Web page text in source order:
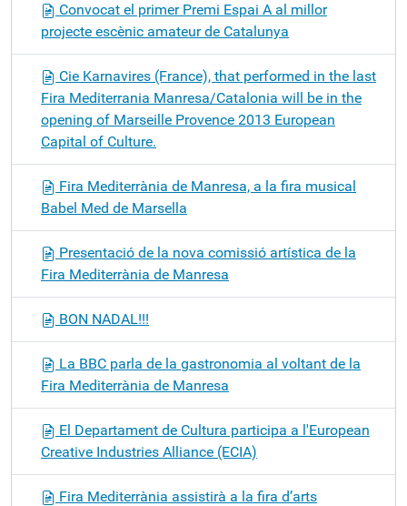
Convocat el primer Premi Espai A al millor
projecte escènic amateur de Catalunya
Cie Karnavires (France), that performed in the last
Fira Mediterrania Manresa/Catalonia will be in the
opening of Marseille Provence 2013 European
Capital of Culture.
Fira Mediterrània de Manresa, a la fira musical
Babel Med de Marsella
Presentació de la nova comissió artística de la
Fira Mediterrània de Manresa
BON NADAL!!!
La BBC parla de la gastronomia al voltant de la
Fira Mediterrània de Manresa
El Departament de Cultura participa a l'European
Creative Industries Alliance (ECIA)
Fira Mediterrània assistirà a la fira d’arts